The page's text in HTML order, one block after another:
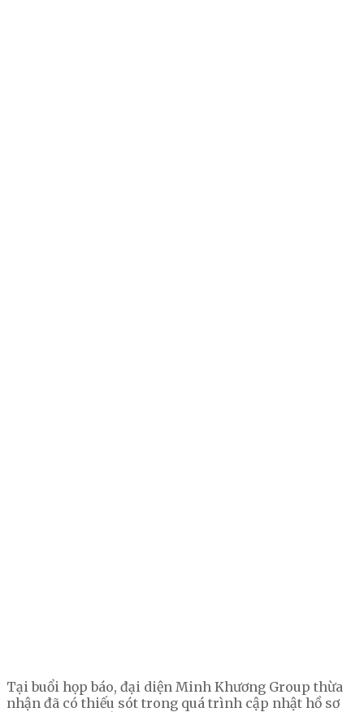
Tại buổi họp báo, đại diện Minh Khương Group thừa
nhận đã có thiếu sót trong quá trình cập nhật hồ sơ